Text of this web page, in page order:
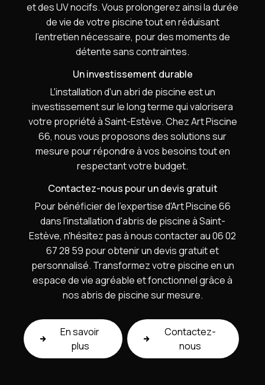
et des UV nocifs. Vous prolongerez ainsi la durée
de vie de votre piscine tout en réduisant
l'entretien nécessaire, pour des moments de
détente sans contraintes.
Un investissement durable
L'installation d'un abri de piscine est un
investissement sur le long terme qui valorisera
votre propriété à Saint-Estève. Chez Art Piscine
66, nous vous proposons des solutions sur
mesure pour répondre à vos besoins tout en
respectant votre budget.
Contactez-nous pour un devis gratuit
Pour bénéficier de l'expertise d'Art Piscine 66
dans l'installation d'abris de piscine à Saint-
Estève, n'hésitez pas à nous contacter au 06 02
67 28 59 pour obtenir un devis gratuit et
personnalisé. Transformez votre piscine en un
espace de vie agréable et fonctionnel grâce à
nos abris de piscine sur mesure.
En savoir
plus
Contactez-
nous